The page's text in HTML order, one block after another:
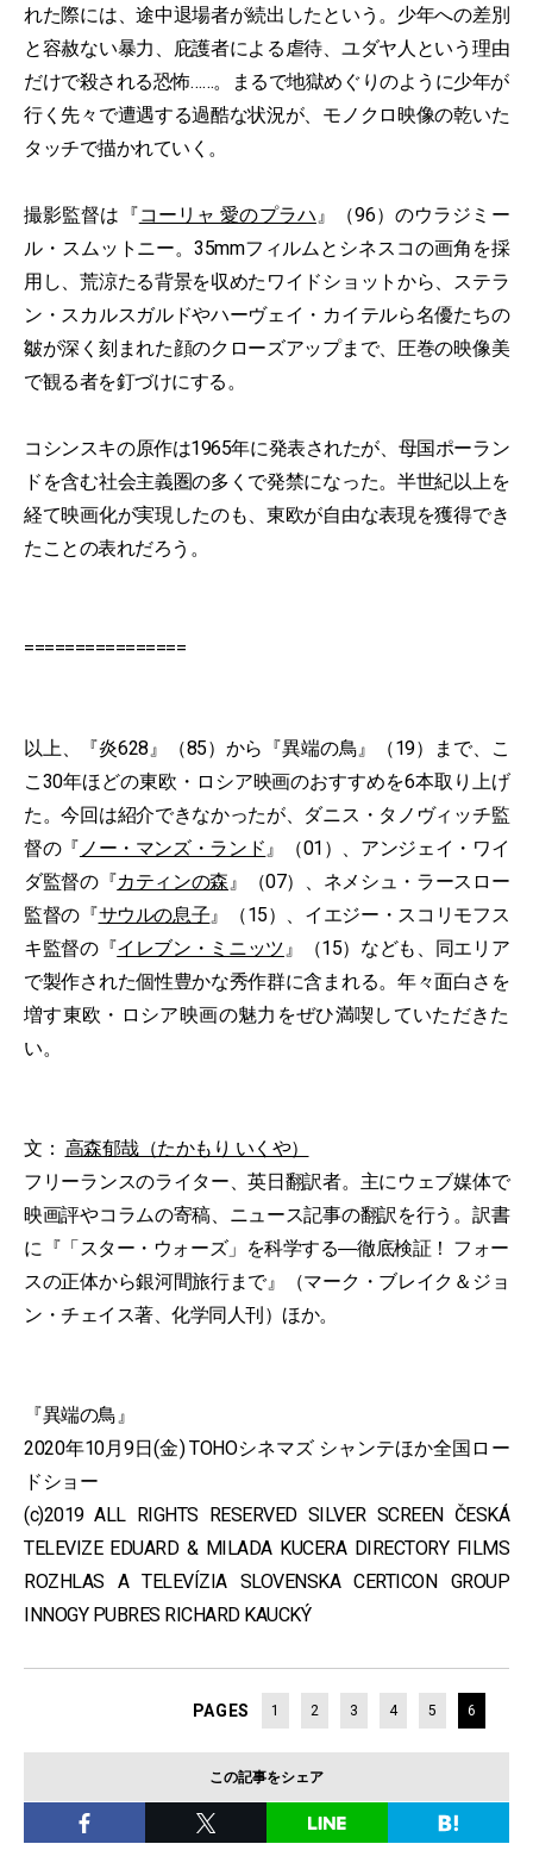
れた際には、途中退場者が続出したという。少年への差別
と容赦ない暴力、庇護者による虐待、ユダヤ人という理由
だけで殺される恐怖……。まるで地獄めぐりのように少年が
行く先々で遭遇する過酷な状況が、モノクロ映像の乾いた
タッチで描かれていく。
撮影監督は『コーリャ 愛のプラハ 』（96）のウラジミー
ル・スムットニー。35mmフィルムとシネスコの画角を採
用し、荒涼たる背景を収めたワイドショットから、ステラ
ン・スカルスガルドやハーヴェイ・カイテルら名優たちの
皺が深く刻まれた顔のクローズアップまで、圧巻の映像美
で観る者を釘づけにする。
コシンスキの原作は1965年に発表されたが、母国ポーラン
ドを含む社会主義圏の多くで発禁になった。半世紀以上を
経て映画化が実現したのも、東欧が自由な表現を獲得でき
たことの表れだろう。
================
以上、『炎628』（85）から『異端の鳥』（19）まで、こ
こ30年ほどの東欧・ロシア映画のおすすめを6本取り上げ
た。今回は紹介できなかったが、ダニス・タノヴィッチ監
督の『 ノー・マンズ・ランド 』（01）、アンジェイ・ワイ
ダ監督の『カティンの森 』（07）、ネメシュ・ラースロー
監督の『サウルの息子 』（15）、イエジー・スコリモフス
キ監督の『イレブン・ミニッツ 』（15）なども、同エリア
で製作された個性豊かな秀作群に含まれる。年々面白さを
増す東欧・ロシア映画の魅力をぜひ満喫していただきた
い。
文： 高森郁哉（たかもり いくや）
フリーランスのライター、英日翻訳者。主にウェブ媒体で
映画評やコラムの寄稿、ニュース記事の翻訳を行う。訳書
に『「スター・ウォーズ」を科学する―徹底検証！ フォー
スの正体から銀河間旅行まで』（マーク・ブレイク＆ジョ
ン・チェイス著、化学同人刊）ほか。
『異端の鳥』
2020年10月9日(金) TOHOシネマズ シャンテほか全国ロー
ドショー
(c)2019 ALL RIGHTS RESERVED SILVER SCREEN ČESKÁ
TELEVIZE EDUARD & MILADA KUCERA DIRECTORY FILMS
ROZHLAS A TELEVÍZIA SLOVENSKA CERTICON GROUP
INNOGY PUBRES RICHARD KAUCKÝ
PAGES 1 2 3 4 5 6
この記事をシェア